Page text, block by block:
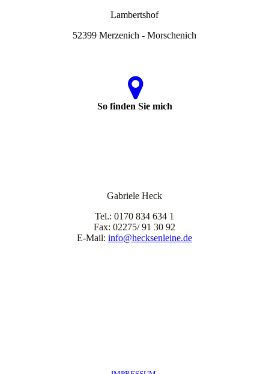
Lambertshof
52399 Merzenich - Morschenich
So finden Sie mich
Gabriele Heck
Tel.: 0170 834 634 1
Fax: 02275/ 91 30 92
E-Mail: info@hecksenleine.de